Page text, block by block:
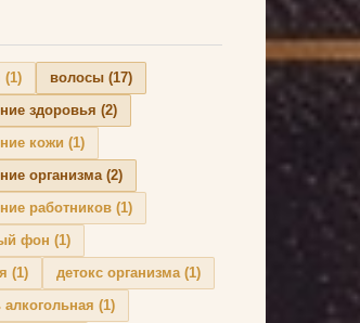
(1) волосы (17)
здоровья (2)
кожи (1)
организма(2)
работников (1)
фон (1)
(1) детокс организма(1)
(1)